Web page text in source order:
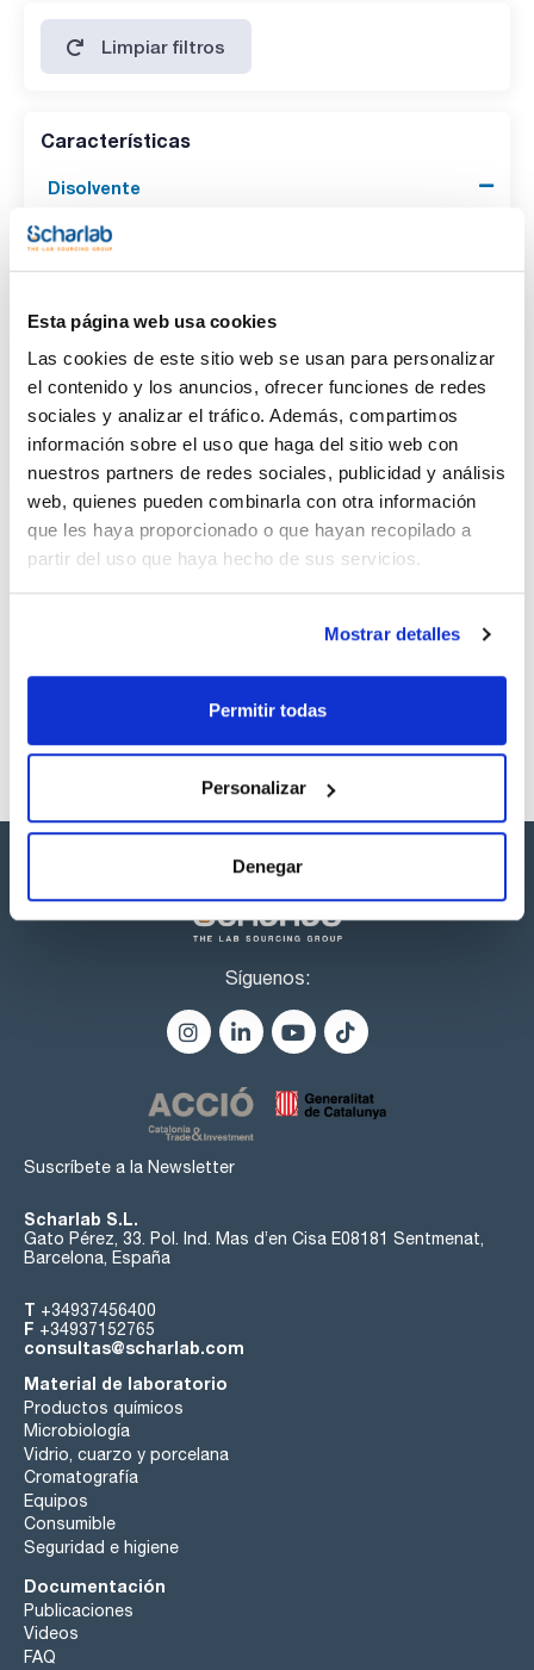
Esta página web usa cookies
Las cookies de este sitio web se usan para personalizar
el contenido y los anuncios, ofrecer funciones de redes
sociales y analizar el tráfico. Además, compartimos
información sobre el uso que haga del sitio web con
nuestros partners de redes sociales, publicidad y análisis
web, quienes pueden combinarla con otra información
que les haya proporcionado o que hayan recopilado a
partir del uso que haya hecho de sus servicios.
Mostrar detalles
Permitir todas
Personalizar
Denegar
Limpiar filtros
Características
Disolvente
Acetone
Ampoule(1)
Volumen
Disolvente Envase Volumen
Precio
Comprar
Síguenos:
Suscríbete a la Newsletter
Scharlab S.L.
Gato Pérez, 33. Pol. Ind. Mas d’en Cisa E08181 Sentmenat,
Barcelona, España
T +34937456400
F +34937152765
consultas@scharlab.com
Material de laboratorio
Productos químicos
Microbiología
Vidrio, cuarzo y porcelana
Cromatografía
Equipos
Consumible
Seguridad e higiene
Documentación
Publicaciones
Videos
FAQ